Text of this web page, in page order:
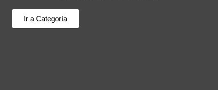
Ir a Categoría